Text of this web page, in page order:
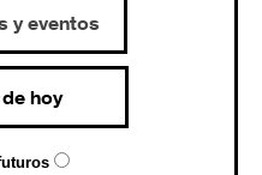
y eventos
hoy